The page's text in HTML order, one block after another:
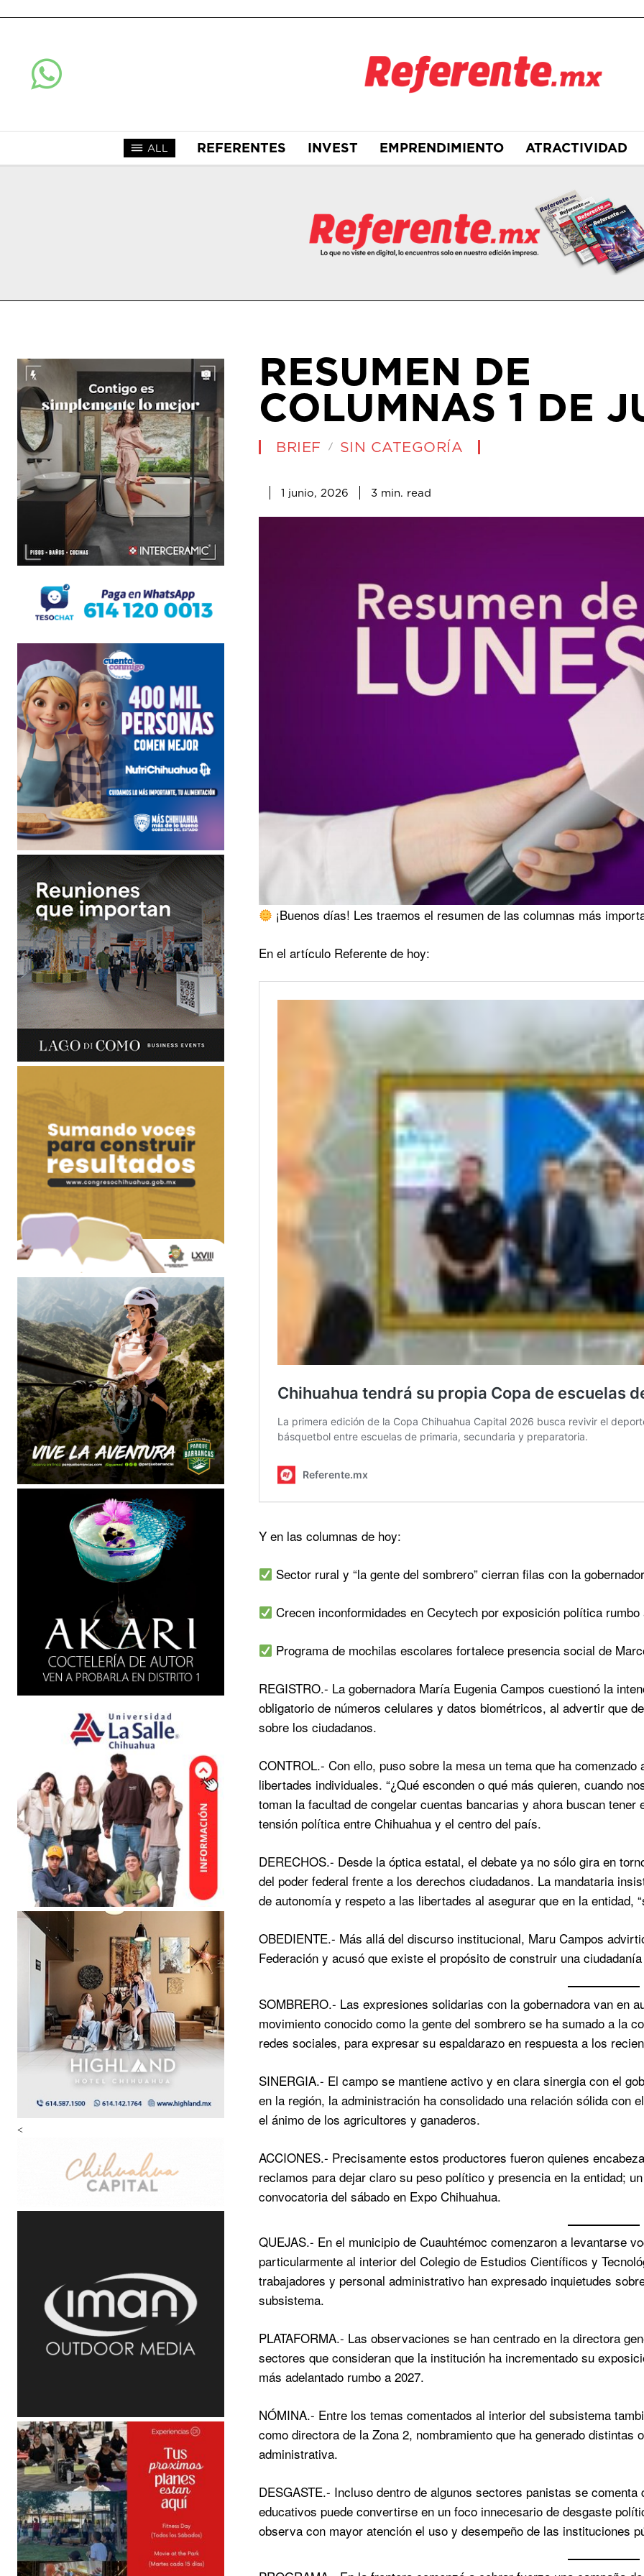
ALL REFERENTES INVEST EMPRENDIMIENTO ATRACTIVIDAD
<
RESUMEN DE
COLUMNAS 1 DE
BRIEF SIN CATEGORÍA
1 junio, 2026 3 min. read
¡Buenos días! Les traemos el resumen de las columnas más
En el artículo Referente de hoy:
Y en las columnas de hoy:
Sector rural y “la gente del sombrero” cierran filas con la
Crecen inconformidades en Cecytech por exposición política rumbo
Programa de mochilas escolares fortalece presencia social de
REGISTRO.- La gobernadora María Eugenia Campos cuestionó la
obligatorio de números celulares y datos biométricos, al advertir que
sobre los ciudadanos.
CONTROL.- Con ello, puso sobre la mesa un tema que ha
libertades individuales. “¿Qué esconden o qué más quieren, cuando
toman la facultad de congelar cuentas bancarias y ahora buscan
tensión política entre Chihuahua y el centro del país.
DERECHOS.- Desde la óptica estatal, el debate ya no sólo gira en
del poder federal frente a los derechos ciudadanos. La mandataria
de autonomía y respeto a las libertades al asegurar que en la entidad,
OBEDIENTE.- Más allá del discurso institucional, Maru Campos
Federación y acusó que existe el propósito de construir una
SOMBRERO.- Las expresiones solidarias con la gobernadora van en
movimiento conocido como la gente del sombrero se ha sumado a la
redes sociales, para expresar su espaldarazo en respuesta a los
SINERGIA.- El campo se mantiene activo y en clara sinergia con el
en la región, la administración ha consolidado una relación sólida con
el ánimo de los agricultores y ganaderos.
ACCIONES.- Precisamente estos productores fueron quienes
reclamos para dejar claro su peso político y presencia en la entidad;
convocatoria del sábado en Expo Chihuahua.
QUEJAS.- En el municipio de Cuauhtémoc comenzaron a levantarse
particularmente al interior del Colegio de Estudios Científicos y
trabajadores y personal administrativo han expresado inquietudes
subsistema.
PLATAFORMA.- Las observaciones se han centrado en la directora
sectores que consideran que la institución ha incrementado su
más adelantado rumbo a 2027.
NÓMINA.- Entre los temas comentados al interior del subsistema
como directora de la Zona 2, nombramiento que ha generado distintas
administrativa.
DESGASTE.- Incluso dentro de algunos sectores panistas se
educativos puede convertirse en un foco innecesario de desgaste
observa con mayor atención el uso y desempeño de las instituciones